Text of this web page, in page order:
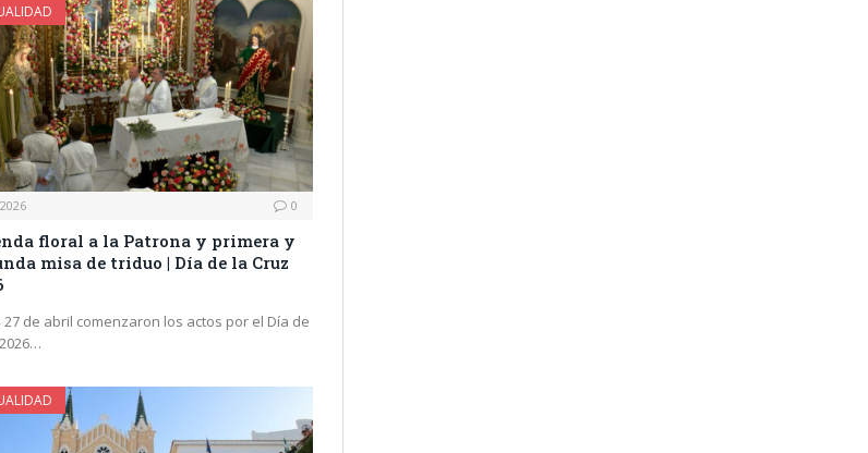
0
floral a la Patrona y primera y
misa de triduo | Día de la Cruz
27 de abril comenzaron los actos por el Día de